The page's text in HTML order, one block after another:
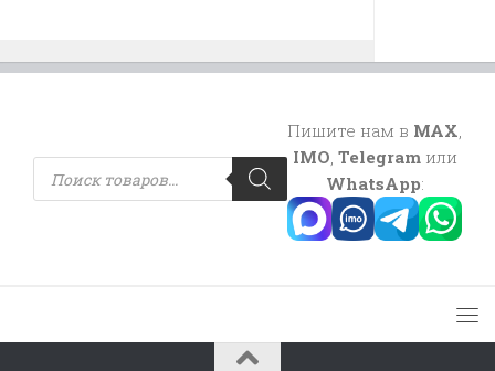
Поиск
товаров
Пишите нам в MAX,
IMO, Telegramили
WhatsApp: